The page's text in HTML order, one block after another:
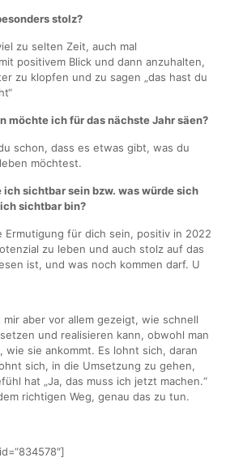
stolz?
zu selten Zeit, auch mal
positivem Blick und dann anzuhalten,
zu klopfen und zu sagen „das hast du
möchte ich für das nächste Jahr säen?
schon, dass es etwas gibt, was du
möchtest.
ich sichtbar sein bzw. was würde sich
sichtbar bin?
Ermutigung für dich sein, positiv in 2022
zu leben und auch stolz auf das
ist, und was noch kommen darf. U
mir aber vor allem gezeigt, wie schnell
und realisieren kann, obwohl man
wie sie ankommt. Es lohnt sich, daran
sich, in die Umsetzung zu gehen,
hat „Ja, das muss ich jetzt machen.“
richtigen Weg, genau das zu tun.